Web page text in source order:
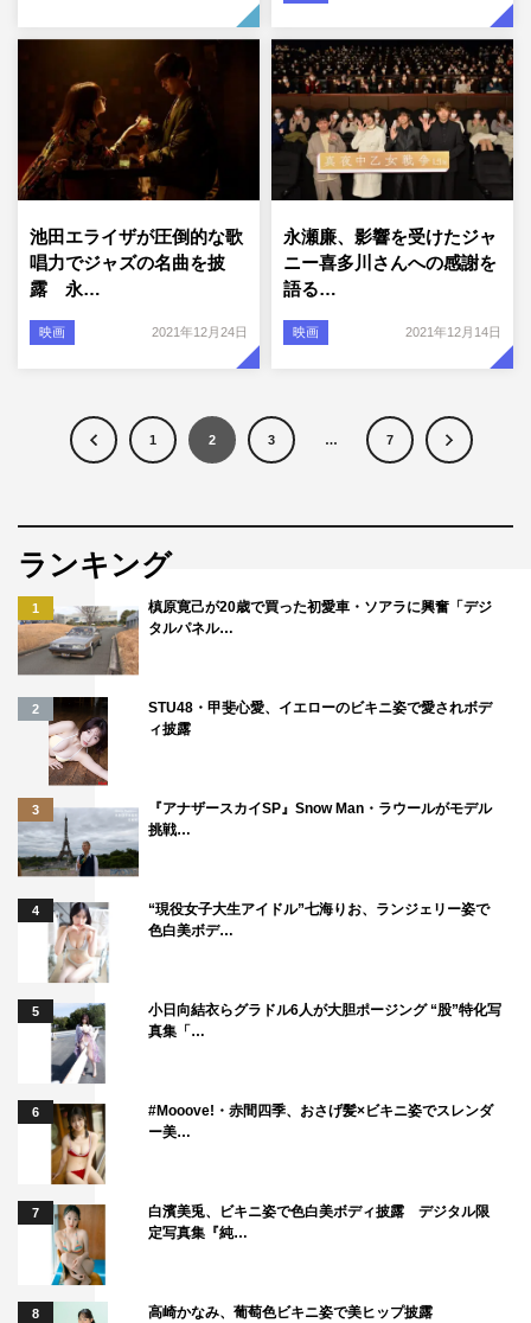
池田エライザが圧倒的な歌
唱力でジャズの名曲を披
露 永…
映画 2021年12月24日
永瀬廉、影響を受けたジャ
ニー喜多川さんへの感謝を
語る…
映画 2021年12月14日
1 2 3 … 7
ランキング
1
槙原寛己が20歳で買った初愛車・ソアラに興奮「デジ
タルパネル…
2
STU48・甲斐心愛、イエローのビキニ姿で愛されボデ
ィ披露
3
『アナザースカイSP』Snow Man・ラウールがモデル
挑戦…
4
“現役女子大生アイドル”七海りお、ランジェリー姿で
色白美ボデ…
5
小日向結衣らグラドル6人が大胆ポージング “股”特化写
真集「…
6
#Mooove!・赤間四季、おさげ髪×ビキニ姿でスレンダ
ー美…
7
白濱美兎、ビキニ姿で色白美ボディ披露 デジタル限
定写真集『純…
8 高崎かなみ、葡萄色ビキニ姿で美ヒップ披露